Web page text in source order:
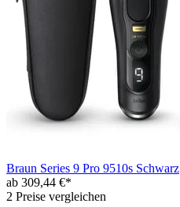
Braun Series 9 Pro 9510s Schwarz
ab 309,44 €*
2 Preise vergleichen